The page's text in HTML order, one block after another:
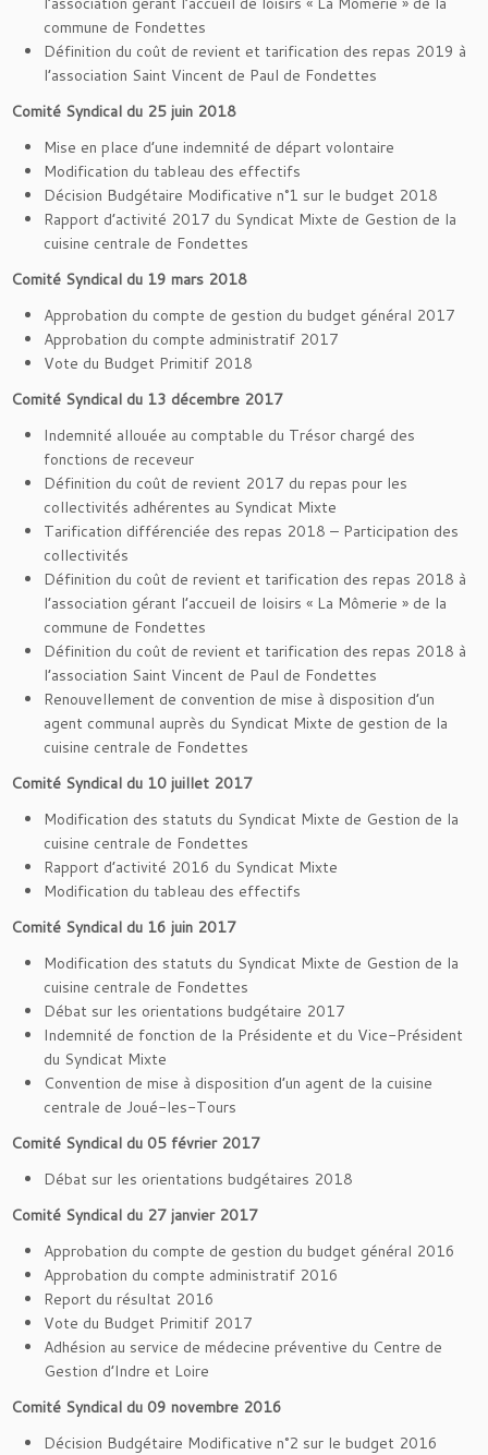
commune de Fondettes
Définition du coût de revient et tarification des repas 2019 à
l’association Saint Vincent de Paul de Fondettes
Comité Syndical du 25 juin 2018
Mise en place d’une indemnité de départ volontaire
Modification du tableau des effectifs
Décision Budgétaire Modificative n°1 sur le budget 2018
Rapport d’activité 2017 du Syndicat Mixte de Gestion de la
cuisine centrale de Fondettes
Comité Syndical du 19 mars 2018
Approbation du compte de gestion du budget général 2017
Approbation du compte administratif 2017
Vote du Budget Primitif 2018
Comité Syndical du 13 décembre 2017
Indemnité allouée au comptable du Trésor chargé des
fonctions de receveur
Définition du coût de revient 2017 du repas pour les
collectivités adhérentes au Syndicat Mixte
Tarification différenciée des repas 2018 – Participation des
collectivités
Définition du coût de revient et tarification des repas 2018 à
l’association gérant l’accueil de loisirs « La Mômerie » de la
commune de Fondettes
Définition du coût de revient et tarification des repas 2018 à
l’association Saint Vincent de Paul de Fondettes
Renouvellement de convention de mise à disposition d’un
agent communal auprès du Syndicat Mixte de gestion de la
cuisine centrale de Fondettes
Comité Syndical du 10 juillet 2017
Modification des statuts du Syndicat Mixte de Gestion de la
cuisine centrale de Fondettes
Rapport d’activité 2016 du Syndicat Mixte
Modification du tableau des effectifs
Comité Syndical du 16 juin 2017
Modification des statuts du Syndicat Mixte de Gestion de la
cuisine centrale de Fondettes
Débat sur les orientations budgétaire 2017
Indemnité de fonction de la Présidente et du Vice-Président
du Syndicat Mixte
Convention de mise à disposition d’un agent de la cuisine
centrale de Joué-les-Tours
Comité Syndical du 05 février 2017
Débat sur les orientations budgétaires 2018
Comité Syndical du 27 janvier 2017
Approbation du compte de gestion du budget général 2016
Approbation du compte administratif 2016
Report du résultat 2016
Vote du Budget Primitif 2017
Adhésion au service de médecine préventive du Centre de
Gestion d’Indre et Loire
Comité Syndical du 09 novembre 2016
Décision Budgétaire Modificative n°2 sur le budget 2016